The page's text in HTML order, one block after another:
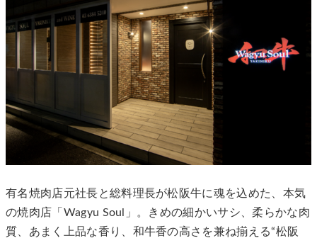
有名焼肉店元社長と総料理長が松阪牛に魂を込めた、本気
の焼肉店「Wagyu Soul」。きめの細かいサシ、柔らかな肉
質、あまく上品な香り、和牛香の高さを兼ね揃える“松阪